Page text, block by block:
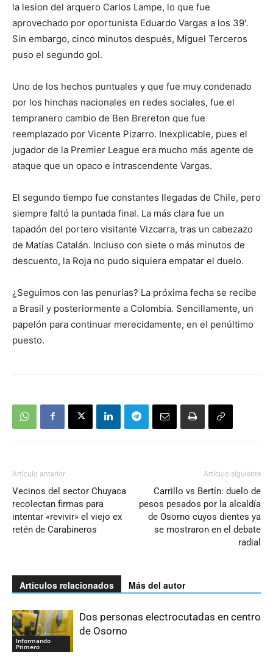
la lesion del arquero Carlos Lampe, lo que fue
aprovechado por oportunista Eduardo Vargas a los 39′.
Sin embargo, cinco minutos después, Miguel Terceros
puso el segundo gol.
Uno de los hechos puntuales y que fue muy condenado
por los hinchas nacionales en redes sociales, fue el
tempranero cambio de Ben Brereton que fue
reemplazado por Vicente Pizarro. Inexplicable, pues el
jugador de la Premier League era mucho más agente de
ataque que un opaco e intrascendente Vargas.
El segundo tiempo fue constantes llegadas de Chile, pero
siempre faltó la puntada final. La más clara fue un
tapadón del portero visitante Vizcarra, tras un cabezazo
de Matías Catalán. Incluso con siete o más minutos de
descuento, la Roja no pudo siquiera empatar el duelo.
¿Seguimos con las penurias? La próxima fecha se recibe
a Brasil y posteriormente a Colombia. Sencillamente, un
papelón para continuar merecidamente, en el penúltimo
puesto.
Artículo anterior
Vecinos del sector Chuyaca
recolectan firmas para
intentar «revivir» el viejo ex
retén de Carabineros
Artículo siguiente
Carrillo vs Bertín: duelo de
pesos pesados por la alcaldía
de Osorno cuyos dientes ya
se mostraron en el debate
radial
Artículos relacionados Más del autor
Informando
Primero
Dos personas electrocutadas en centro
de Osorno